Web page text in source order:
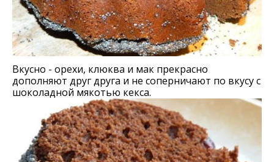
Вкусно - орехи, клюква и мак прекрасно
дополняют друг друга и не соперничают по вкусу с
шоколадной мякотью кекса.